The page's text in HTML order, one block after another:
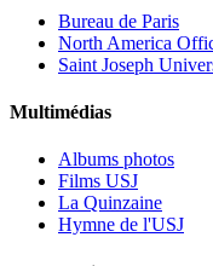
Bureau de Paris
North America
Saint Joseph
Multimédias
Albums photos
Films USJ
La Quinzaine
Hymne de l'USJ